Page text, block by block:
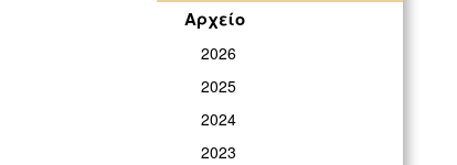
Αρχείο
2026
2025
2024
2023